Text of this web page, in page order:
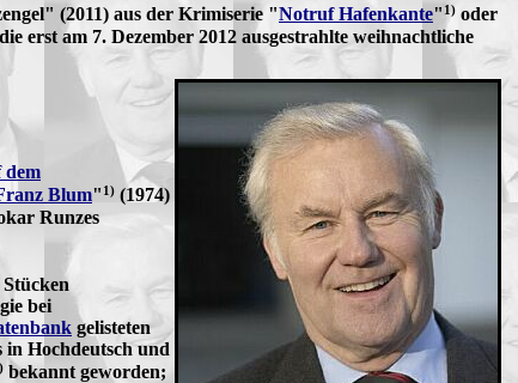
(2011) aus der Krimiserie "Notruf Hafenkante" 1) oder
erst am 7. Dezember 2012 ausgestrahlte weihnachtliche
dem
Blum" 1) (1974)
Runzes
bei
gelisteten
in Hochdeutsch und
bekannt geworden;